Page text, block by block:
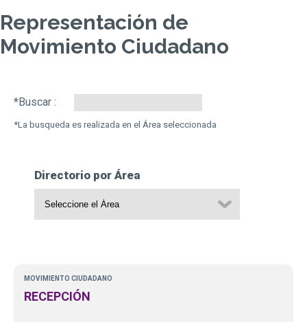
Representación de
Movimiento Ciudadano
Directorio por Área
MOVIMIENTO CIUDADANO
RECEPCIÓN